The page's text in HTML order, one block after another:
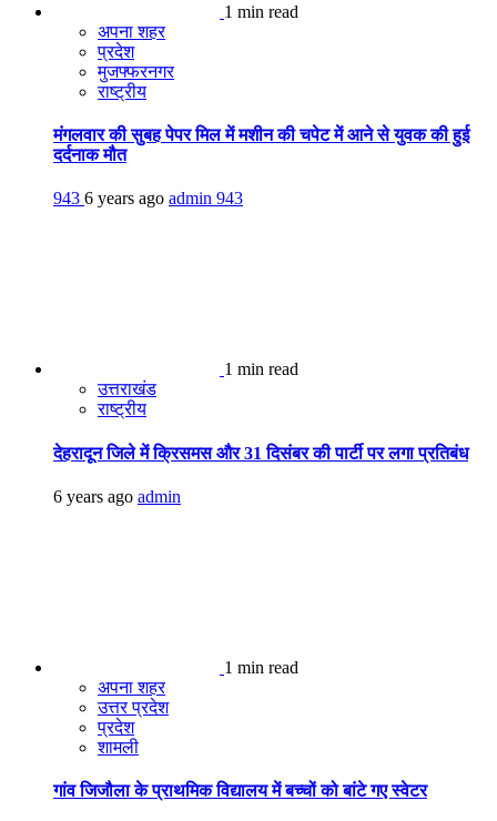
1 min read
अपना शहर
प्रदेश
मुजफ्फरनगर
राष्ट्रीय
मंगलवार की सुबह पेपर मिल में मशीन की चपेट में आने से युवक की हुई
दर्दनाक मौत
943 6 years ago admin 943
1 min read
उत्तराखंड
राष्ट्रीय
देहरादून जिले में क्रिसमस और 31 दिसंबर की पार्टी पर लगा प्रतिबंध
6 years ago admin
1 min read
अपना शहर
उत्तर प्रदेश
प्रदेश
शामली
गांव जिजौला के प्राथमिक विद्यालय में बच्चों को बांटे गए स्वेटर